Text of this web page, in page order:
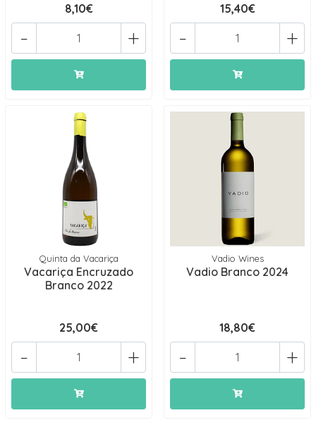
8,10€
+
-
15,40€
+
-
Quinta da Vacariça
Vacariça Encruzado
Branco 2022
25,00€
+
-
Vadio Wines
Vadio Branco 2024
18,80€
+
-